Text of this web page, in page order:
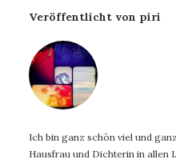
Veröffentlicht von piri
Ich bin ganz schön viel und
Hausfrau und Dichterin in allen